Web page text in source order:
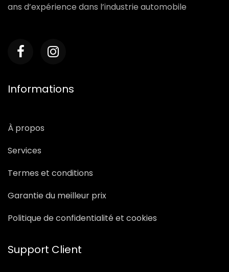
ans d’expérience dans l’industrie automobile
Informations
À propos
Services
Termes et conditions
Garantie du meilleur prix
Politique de confidentialité et cookies
Support Client